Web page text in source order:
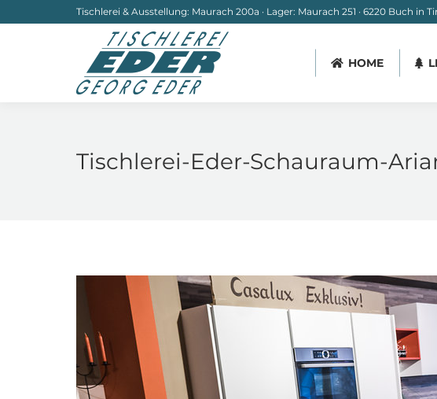
Tischlerei & Ausstellung: Maurach 200a · Lager: Maurach 251 · 6220 Buch in
HOME
Tischlerei-Eder-Schauraum-
HOME